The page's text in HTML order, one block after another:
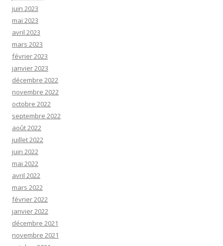
juin 2023
mai 2023
avril 2023
mars 2023
février 2023
janvier 2023
décembre 2022
novembre 2022
octobre 2022
septembre 2022
août 2022
juillet 2022
juin 2022
mai 2022
avril 2022
mars 2022
février 2022
janvier 2022
décembre 2021
novembre 2021